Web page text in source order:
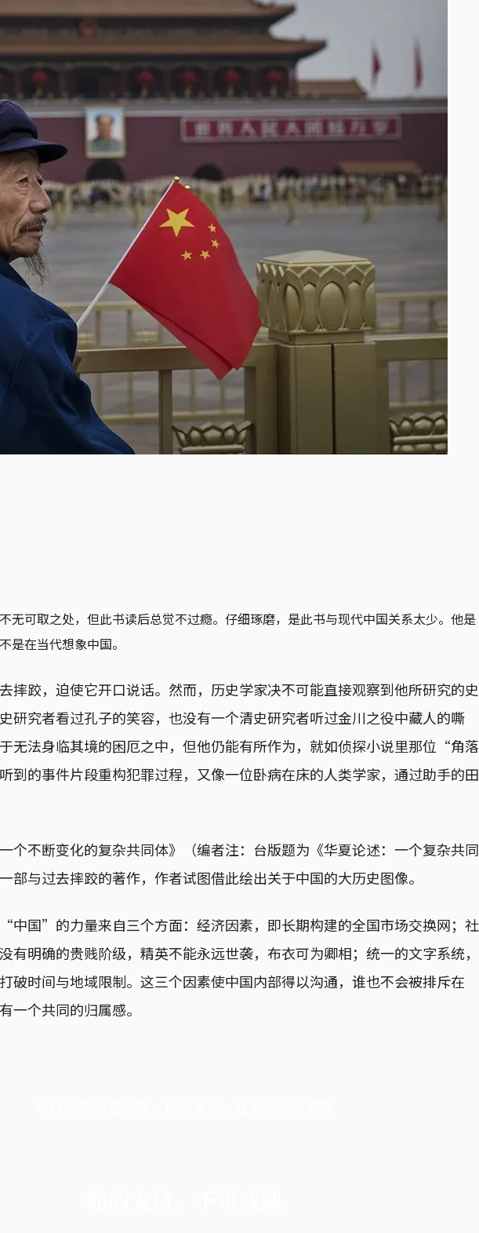
无可取之处，但此书读后总觉不过瘾。仔细琢磨，是此书与现代中国关系太少。他是
是在当代想象中国。
摔跤，迫使它开口说话。然而，历史学家决不可能直接观察到他所研究的史
研究者看过孔子的笑容，也没有一个清史研究者听过金川之役中藏人的嘶
无法身临其境的困厄之中，但他仍能有所作为，就如侦探小说里那位“角落
到的事件片段重构犯罪过程，又像一位卧病在床的人类学家，通过助手的田
个不断变化的复杂共同体》（编者注：台版题为《华夏论述：一个复杂共同
部与过去摔跤的著作，作者试图借此绘出关于中国的大历史图像。
中国”的力量来自三个方面：经济因素，即长期构建的全国市场交换网；社
有明确的贵贱阶级，精英不能永远世袭，布衣可为卿相；统一的文字系统，
破时间与地域限制。这三个因素使中国内部得以沟通，谁也不会被排斥在
个共同的归属感。